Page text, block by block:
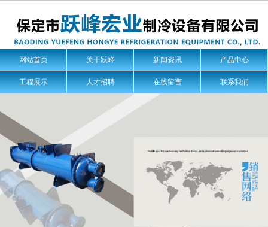
网站首页 关于跃峰 新闻资讯 产品中心
工程展示 人才招聘 在线留言 联系我们